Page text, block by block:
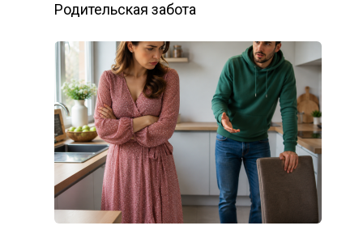
Родительская забота